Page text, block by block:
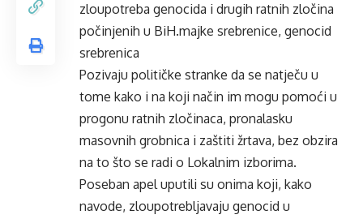
zloupotreba genocida i drugih ratnih zločina
počinjenih u BiH.majke srebrenice, genocid
srebrenica
Pozivaju političke stranke da se natječu u
tome kako i na koji način im mogu pomoći u
progonu ratnih zločinaca, pronalasku
masovnih grobnica i zaštiti žrtava, bez obzira
na to što se radi o Lokalnim izborima.
Poseban apel uputili su onima koji, kako
navode, zloupotrebljavaju genocid u